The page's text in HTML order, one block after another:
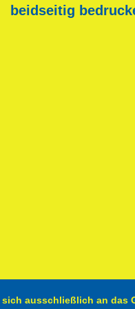
beidseitig
ausschließlich an das